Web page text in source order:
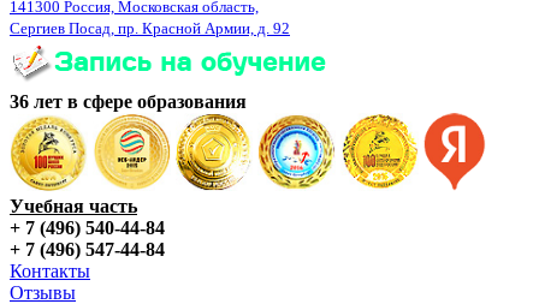
141300 Россия, Московская область,
Сергиев Посад, пр. Красной Армии, д. 92
36 лет в сфере образования
Учебная часть
+ 7 (496) 540-44-84
+ 7 (496) 547-44-84
Контакты
Отзывы